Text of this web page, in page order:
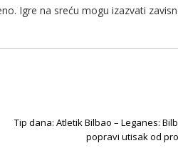
Igre na sreću mogu izazvati
Tip dana: Atletik Bilbao – Leganes:
popravi utisak od